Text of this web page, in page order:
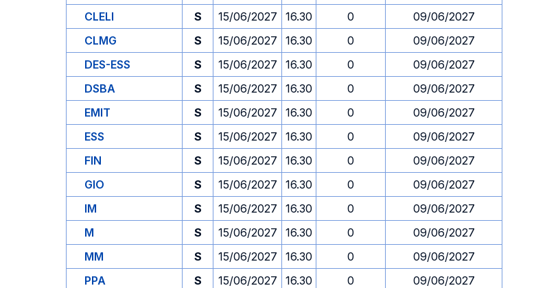
CLELI
S 15/06/2027 16.30 0
09/06/2027
CLMG
S 15/06/2027 16.30 0
09/06/2027
DES-ESS
S 15/06/2027 16.30 0
09/06/2027
DSBA
S 15/06/2027 16.30 0
09/06/2027
EMIT
S 15/06/2027 16.30 0
09/06/2027
ESS
S 15/06/2027 16.30 0
09/06/2027
FIN
S 15/06/2027 16.30 0
09/06/2027
GIO
S 15/06/2027 16.30 0
09/06/2027
IM
S 15/06/2027 16.30 0
09/06/2027
M
S 15/06/2027 16.30 0
09/06/2027
MM
S 15/06/2027 16.30 0
09/06/2027
PPA
S 15/06/2027 16.30 0
09/06/2027